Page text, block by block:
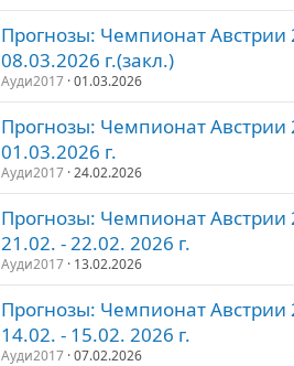
Прогнозы: Чемпионат Австрии
08.03.2026 г.(закл.)
Ауди2017 01.03.2026
Прогнозы: Чемпионат Австрии
01.03.2026 г.
Ауди2017 24.02.2026
Прогнозы: Чемпионат Австрии
21.02. - 22.02. 2026 г.
Ауди2017 13.02.2026
Прогнозы: Чемпионат Австрии
14.02. - 15.02. 2026 г.
Ауди2017 07.02.2026